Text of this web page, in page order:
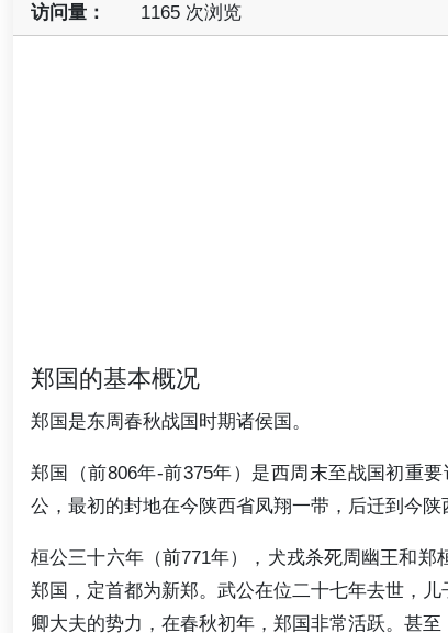
访问量：
1165 次浏览
郑国的基本概况
郑国是东周春秋战国时期诸侯国。
郑国（前806年-前375年）是西周末至战国初重
公，最初的封地在今陕西省凤翔一带，后迁到今
桓公三十六年（前771年），犬戎杀死周幽王和
郑国，定首都为新郑。武公在位二十七年去世，
卿大夫的势力，在春秋初年，郑国非常活跃。甚